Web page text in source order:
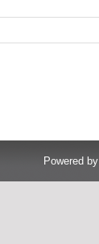
Powered by